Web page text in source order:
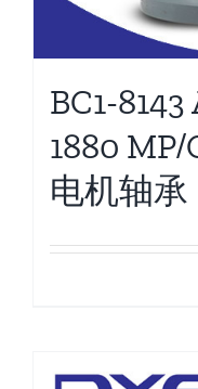
BC1-
1880
电机轴承